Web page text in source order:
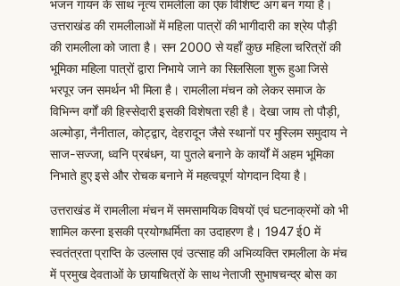
भजन गायन के साथ नृत्य रामलीला का एक विशिष्ट अंग बन गया है।
उत्तराखंड की रामलीलाओं में महिला पात्रों की भागीदारी का श्रेय पौड़ी
की रामलीला को जाता है। सन 2000 से यहाँ कुछ महिला चरित्रों की
भूमिका महिला पात्रों द्वारा निभाये जाने का सिलसिला शुरू हुआ जिसे
भरपूर जन समर्थन भी मिला है। रामलीला मंचन को लेकर समाज के
विभिन्न वर्गों की हिस्सेदारी इसकी विशेषता रही है। देखा जाय तो पौड़ी,
अल्मोड़ा, नैनीताल, कोट्द्वार, देहरादून जैसे स्थानों पर मुस्लिम समुदाय ने
साज-सज्जा, ध्वनि प्रबंधन, या पुतले बनाने के कार्यों में अहम भूमिका
निभाते हुए इसे और रोचक बनाने में महत्वपूर्ण योगदान दिया है।
उत्तराखंड में रामलीला मंचन में समसामयिक विषयों एवं घटनाक्रमों को भी
शामिल करना इसकी प्रयोगधर्मिता का उदाहरण है। 1947 ई0 में
स्वतंत्रता प्राप्ति के उल्लास एवं उत्साह की अभिव्यक्ति रामलीला के मंच
में प्रमुख देवताओं के छायाचित्रों के साथ नेताजी सुभाषचन्द्र बोस का